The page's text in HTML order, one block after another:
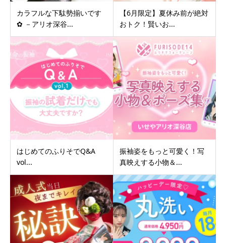
カラフルな下駄勢揃いです
✿ －アリオ深谷...
【6月限定】夏休み前が絶対
おトク！賢いお...
はじめてのふりそでQ&A
vol...
振袖姿をもっと可愛く！写
真映えする小物＆...